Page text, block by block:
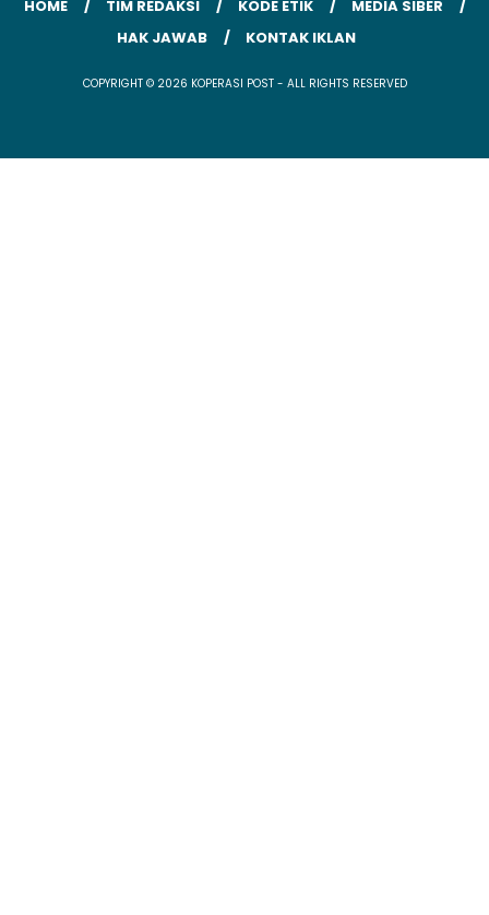
HOME TIM REDAKSI KODE ETIK
MEDIA SIBER
HAK JAWAB
KONTAK IKLAN
COPYRIGHT © 2026 KOPERASI POST - ALL RIGHTS RESERVED